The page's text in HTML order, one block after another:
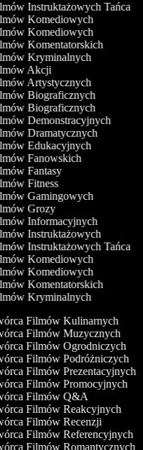
Instruktażowych Tańca
Komediowych
Komediowych
Komentatorskich
Kryminalnych
Akcji
Artystycznych
Biograficznych
Biograficznych
Demonstracyjnych
Dramatycznych
Edukacyjnych
Fanowskich
Fantasy
Fitness
Gamingowych
Grozy
Informacyjnych
Instruktażowych
Instruktażowych Tańca
Komediowych
Komediowych
Komentatorskich
Kryminalnych
Filmów Kulinarnych
Filmów Muzycznych
Filmów Ogrodniczych
Filmów Podróżniczych
Filmów Prezentacyjnych
Filmów Promocyjnych
Filmów Q&A
Filmów Reakcyjnych
Filmów Recenzji
Filmów Referencyjnych
Filmów Romantycznych